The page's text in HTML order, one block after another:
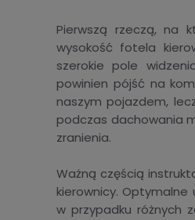
Pierwszą rzeczą, na
wysokość fotela
szerokie pole
powinien pójść na
naszym pojazdem,
podczas dachowania
zranienia.
Ważną częścią
kierownicy.
w przypadku różnych